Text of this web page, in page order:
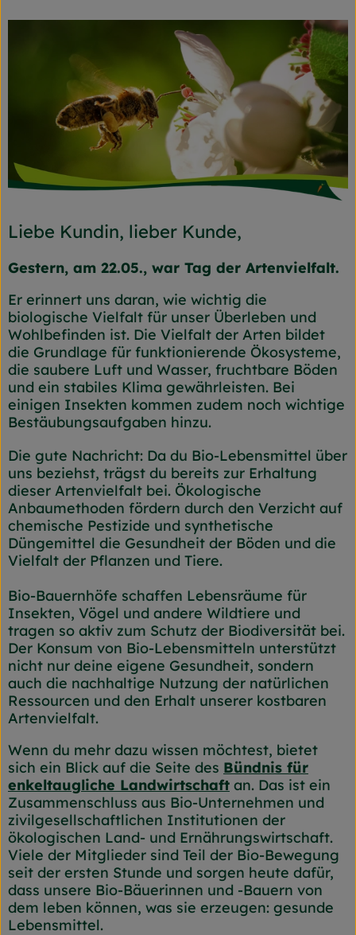
Getränke
Gartensaison
Unsere Kisten
Über uns
Blog
Jetzt bestellen
Liebe Kundin, lieber Kunde,
Gestern, am 22.05., war Tag der Artenvielfalt.
Er erinnert uns daran, wie wichtig die
biologische Vielfalt für unser Überleben und
Wohlbefinden ist. Die Vielfalt der Arten bildet
die Grundlage für funktionierende Ökosysteme,
die saubere Luft und Wasser, fruchtbare Böden
und ein stabiles Klima gewährleisten. Bei
einigen Insekten kommen zudem noch wichtige
Bestäubungsaufgaben hinzu.
Die gute Nachricht: Da du Bio-Lebensmittel über
uns beziehst, trägst du bereits zur Erhaltung
dieser Artenvielfalt bei. Ökologische
Anbaumethoden fördern durch den Verzicht auf
chemische Pestizide und synthetische
Düngemittel die Gesundheit der Böden und die
Vielfalt der Pflanzen und Tiere.
Bio-Bauernhöfe schaffen Lebensräume für
Insekten, Vögel und andere Wildtiere und
tragen so aktiv zum Schutz der Biodiversität bei.
Der Konsum von Bio-Lebensmitteln unterstützt
nicht nur deine eigene Gesundheit, sondern
auch die nachhaltige Nutzung der natürlichen
Ressourcen und den Erhalt unserer kostbaren
Artenvielfalt.
Wenn du mehr dazu wissen möchtest, bietet
sich ein Blick auf die Seite des Bündnis für
enkeltaugliche Landwirtschaft an. Das ist ein
Zusammenschluss aus Bio-Unternehmen und
zivilgesellschaftlichen Institutionen der
ökologischen Land- und Ernährungswirtschaft.
Viele der Mitglieder sind Teil der Bio-Bewegung
seit der ersten Stunde und sorgen heute dafür,
dass unsere Bio-Bäuerinnen und -Bauern von
dem leben können, was sie erzeugen: gesunde
Lebensmittel.